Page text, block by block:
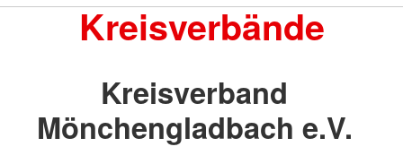
Kreisverbände
Kreisverband
Mönchengladbach e.V.